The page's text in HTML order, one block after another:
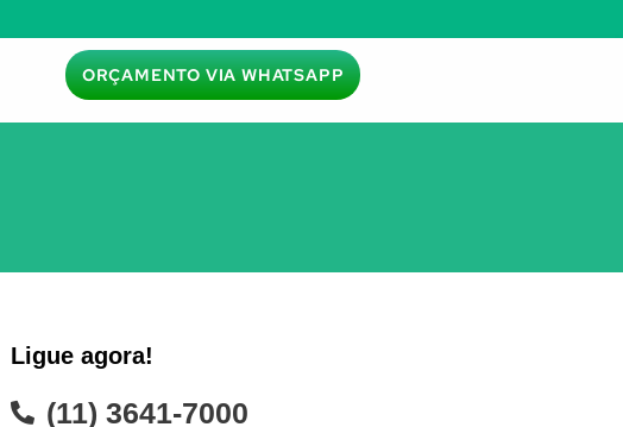
ORÇAMENTO VIA WHATSAPP
Ligue agora!
(11) 3641-7000